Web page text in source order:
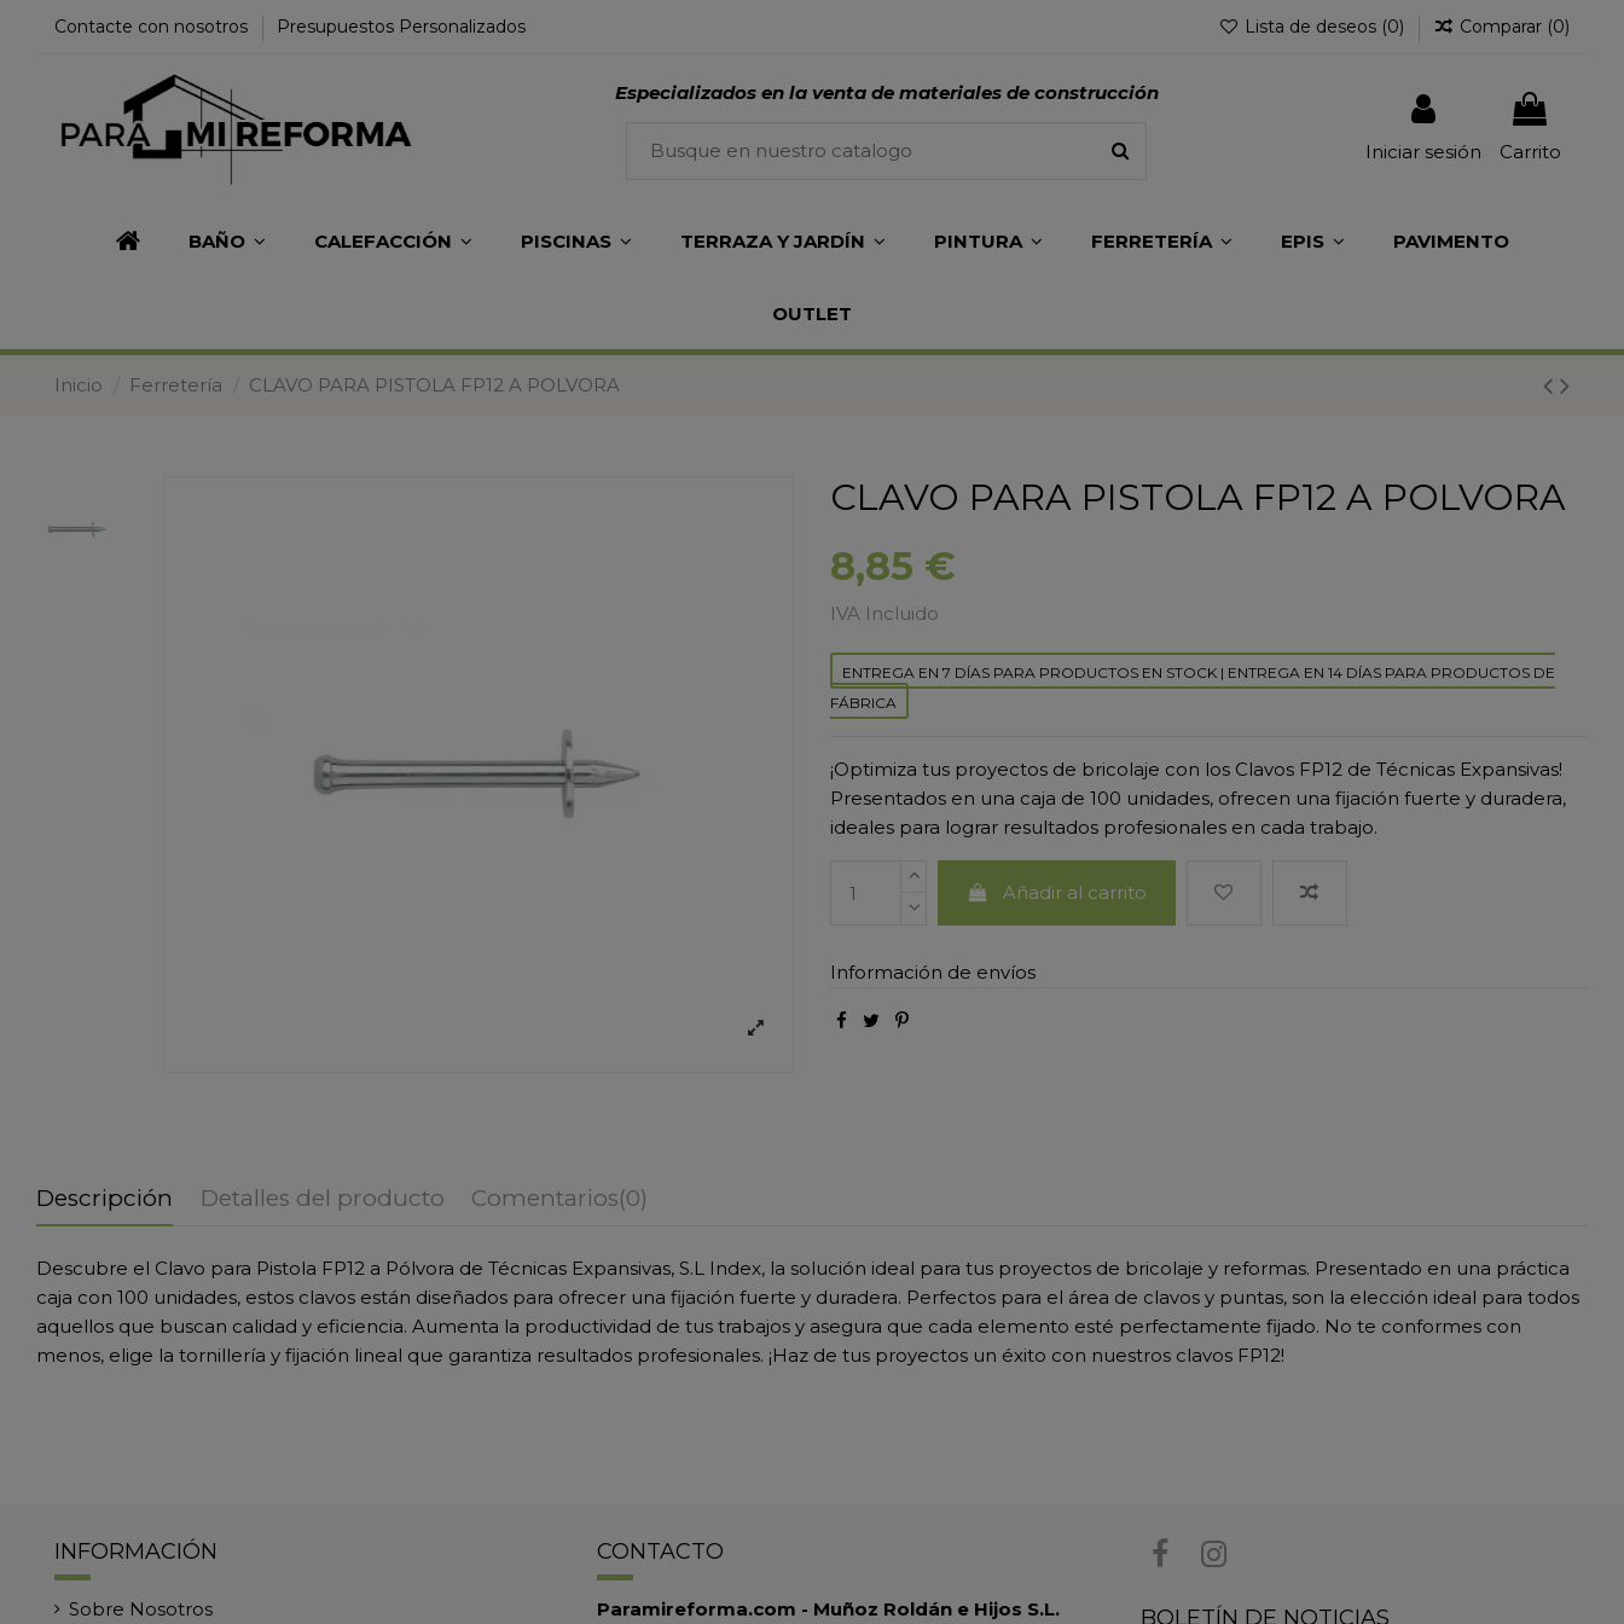
Contacte con nosotros Presupuestos Personalizados Lista de deseos (0) Comparar (0)
Especializados en la venta de materiales de construcción
Iniciar sesión Carrito
BAÑO CALEFACCIÓN PISCINAS TERRAZA Y JARDÍN PINTURA FERRETERÍA EPIS PAVIMENTO
OUTLET
Inicio Ferretería CLAVO PARA PISTOLA FP12 A POLVORA
CLAVO PARA PISTOLA FP12 A POLVORA
8,85 €
IVA Incluido
ENTREGA EN 7 DÍAS PARA PRODUCTOS EN STOCK | ENTREGA EN 14 DÍAS PARA PRODUCTOS DE
FÁBRICA
¡Optimiza tus proyectos de bricolaje con los Clavos FP12 de Técnicas Expansivas!
Presentados en una caja de 100 unidades, ofrecen una fijación fuerte y duradera,
ideales para lograr resultados profesionales en cada trabajo.
Añadir al carrito
Información de envíos
Descripción Detalles del producto Comentarios(0)
Descubre el Clavo para Pistola FP12 a Pólvora de Técnicas Expansivas, S.L Index, la solución ideal para tus proyectos de bricolaje y reformas. Presentado en una práctica
caja con 100 unidades, estos clavos están diseñados para ofrecer una fijación fuerte y duradera. Perfectos para el área de clavos y puntas, son la elección ideal para todos
aquellos que buscan calidad y eficiencia. Aumenta la productividad de tus trabajos y asegura que cada elemento esté perfectamente fijado. No te conformes con
menos, elige la tornillería y fijación lineal que garantiza resultados profesionales. ¡Haz de tus proyectos un éxito con nuestros clavos FP12!
INFORMACIÓN
Sobre Nosotros
CONTACTO
Paramireforma.com - Muñoz Roldán e Hijos S.L. BOLETÍN DE NOTICIAS